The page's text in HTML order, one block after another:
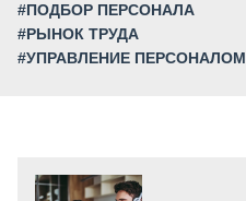
#ПОДБОР ПЕРСОНАЛА
#РЫНОК ТРУДА
#УПРАВЛЕНИЕ ПЕРСОНАЛОМ